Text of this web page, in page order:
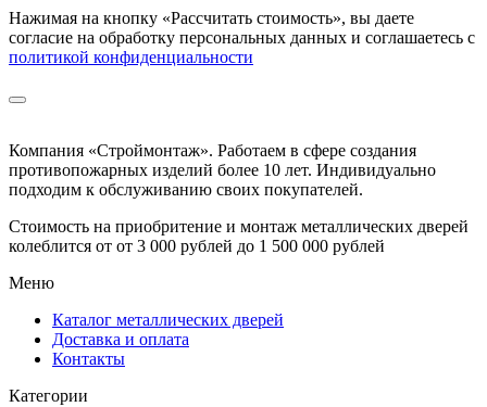
Нажимая на кнопку «Рассчитать стоимость», вы даете
согласие на обработку персональных данных и соглашаетесь с
политикой конфиденциальности
Компания «Строймонтаж». Работаем в сфере создания
противопожарных изделий более 10 лет. Индивидуально
подходим к обслуживанию своих покупателей.
Стоимость на приобритение и монтаж металлических дверей
колеблится от от 3 000 рублей до 1 500 000 рублей
Меню
Каталог металлических дверей
Доставка и оплата
Контакты
Категории